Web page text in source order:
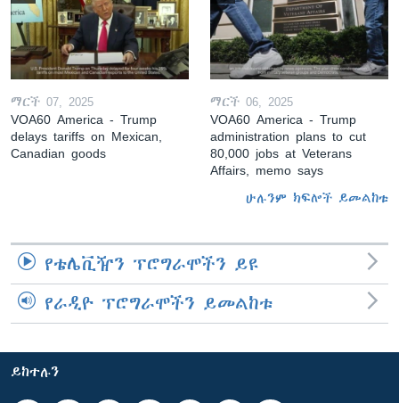
ማርች 07, 2025
VOA60 America - Trump
delays tariffs on Mexican,
Canadian goods
ማርች 06, 2025
VOA60 America - Trump
administration plans to cut
80,000 jobs at Veterans
Affairs, memo says
ሁሉንም ክፍሎች ይመልከቱ
የቴሌቪዥን ፕሮግራሞችን ይዩ
የራዲዮ ፕሮግራሞችን ይመልከቱ
ይከተሉን